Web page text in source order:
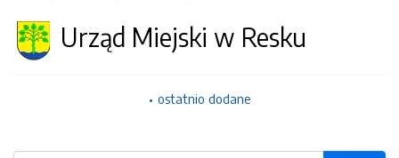
Urząd Miejski w Resku
ostatnio dodane